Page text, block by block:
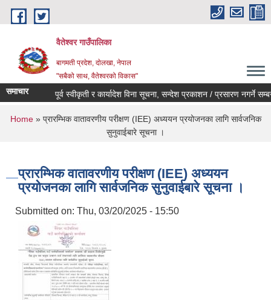
Skip to main content
वैतेश्वर गाउँपालिका
बागमती प्रदेश, दाेलखा, नेपाल
"सबैको साथ, वैतेश्वरको विकास"
समाचार पूर्व स्वीकृती र कार्यादेश विना सूचना, सन्देश प्रकाशन / प्रसारण नगर्ने सम्बन्धी
You are here
Home» प्रारम्भिक वातावरणीय परीक्षण (IEE) अध्ययन प्रयोजनका लागि सार्वजनिक
सुनुवाईबारे सूचना ।
प्रारम्भिक वातावरणीय परीक्षण (IEE) अध्ययन
प्रयोजनका लागि सार्वजनिक सुनुवाईबारे सूचना ।
Submitted on: Thu, 03/20/2025 - 15:50